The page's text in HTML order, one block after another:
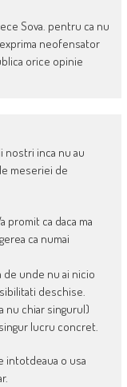
Sova. pentru ca nu
neofensator
orice opinie
nostri inca nu au
meseriei de
promit ca daca ma
ca numai
de unde nu ai nicio
deschise.
nu chiar singurul)
lucru concret.
intotdeaua o usa